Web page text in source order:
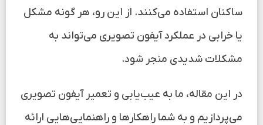
ساکنان استفاده می‌کنند. از این رو، هر گونه مشکل
یا خرابی در عملکرد آیفون تصویری می‌تواند به
مشکلات شدیدی منجر شود.
در این مقاله، ما به عیب‌یابی و تعمیر آیفون تصویری
می‌پردازیم و به شما راهکارها و راهنمایی‌هایی ارائه